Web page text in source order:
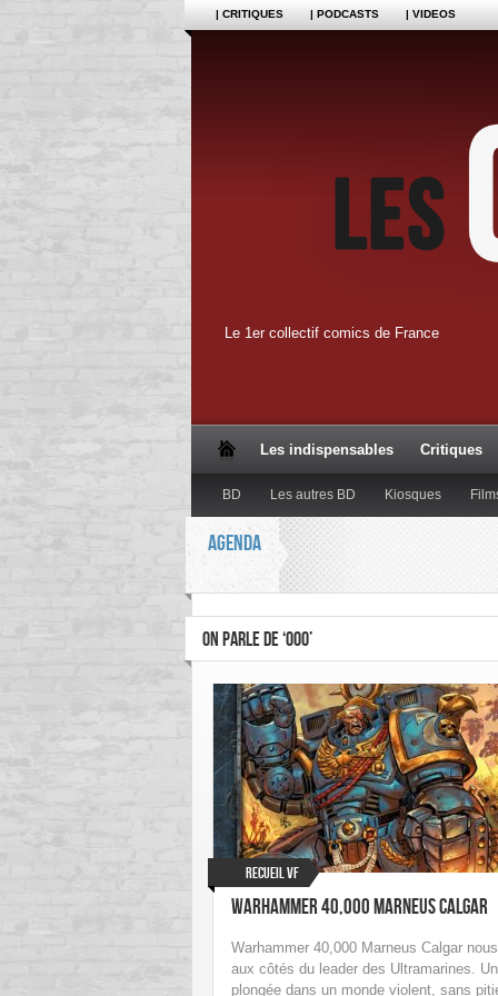
| CRITIQUES | PODCASTS | VIDEOS
Le 1er collectif comics de France
Les indispensables Critiques
BD Les autres BD Kiosques
AGENDA
ON PARLE DE ‘000’
Recueil VF
Warhammer 40,000 Marneus Calgar
Warhammer 40,000 Marneus Calgar
aux côtés du leader des Ultramarines.
plongée dans un monde violent, sans